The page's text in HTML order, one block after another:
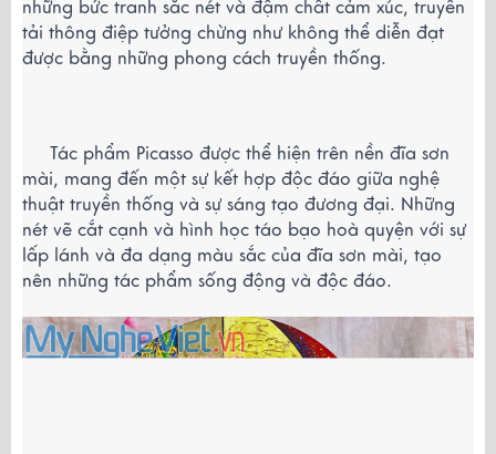
những bức tranh sắc nét và đậm chất cảm xúc, truyền
tải thông điệp tưởng chừng như không thể diễn đạt
được bằng những phong cách truyền thống.
Tác phẩm Picasso được thể hiện trên nền đĩa sơn
mài, mang đến một sự kết hợp độc đáo giữa nghệ
thuật truyền thống và sự sáng tạo đương đại. Những
nét vẽ cắt cạnh và hình học táo bạo hoà quyện với sự
lấp lánh và đa dạng màu sắc của đĩa sơn mài, tạo
nên những tác phẩm sống động và độc đáo.